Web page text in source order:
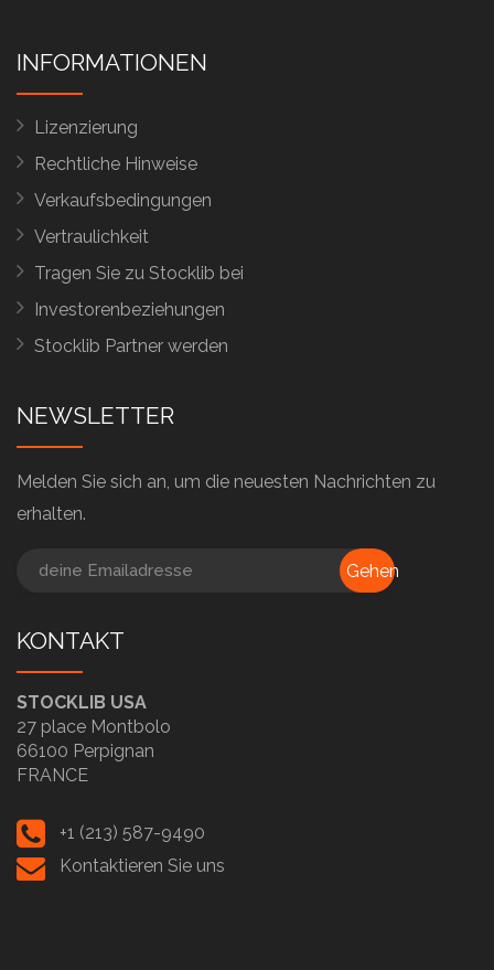
INFORMATIONEN
Lizenzierung
Rechtliche Hinweise
Verkaufsbedingungen
Vertraulichkeit
Tragen Sie zu Stocklib bei
Investorenbeziehungen
Stocklib Partner werden
NEWSLETTER
Melden Sie sich an, um die neuesten Nachrichten zu
erhalten.
Gehen
KONTAKT
STOCKLIB USA
27 place Montbolo
66100 Perpignan
FRANCE
+1 (213) 587-9490
Kontaktieren Sie uns